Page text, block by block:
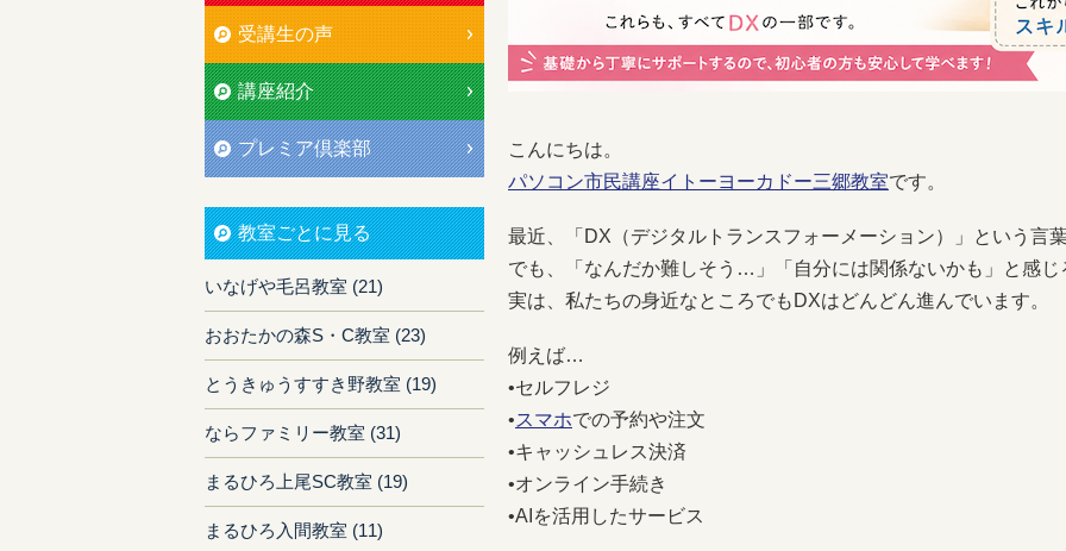
こんにちは。
パソコン市民講座イトーヨーカドー三郷教室です。
最近、「DX（デジタルトランスフォーメーション）」という言
でも、「なんだか難しそう…」「自分には関係ないかも」と感
実は、私たちの身近なところでもDXはどんどん進んでいます。
例えば…
•セルフレジ
•スマホでの予約や注文
•キャッシュレス決済
•オンライン手続き
•AIを活用したサービス
受講生の声
講座紹介
プレミア倶楽部
教室ごとに見る
いなげや毛呂教室 (21)
おおたかの森S・C教室 (23)
とうきゅうすすき野教室 (19)
ならファミリー教室 (31)
まるひろ上尾SC教室 (19)
まるひろ入間教室 (11)